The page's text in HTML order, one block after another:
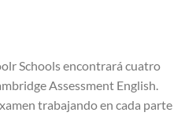
Schools encontrará cuatro
Assessment English.
trabajando en cada parte